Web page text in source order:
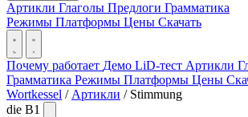
Артикли Глаголы Предлоги Грамматика
Режимы Платформы Цены Скачать
Почему работает Демо LiD-тест Артикли
Грамматика Режимы Платформы Цены
Wortkessel / Артикли / Stimmung
die B1